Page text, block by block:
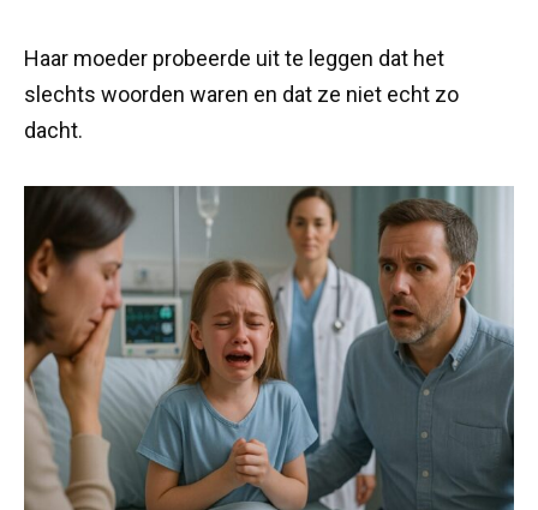
Haar moeder probeerde uit te leggen dat het
slechts woorden waren en dat ze niet echt zo
dacht.